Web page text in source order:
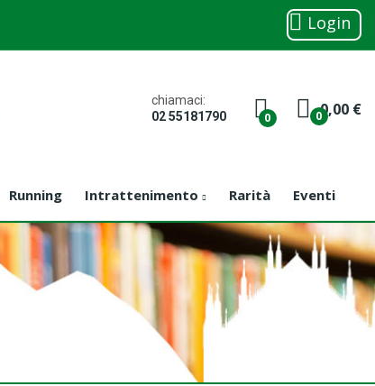
Login
chiamaci:
02 55181790
0 0,00 €
0
Running Intrattenimento Rarità Eventi